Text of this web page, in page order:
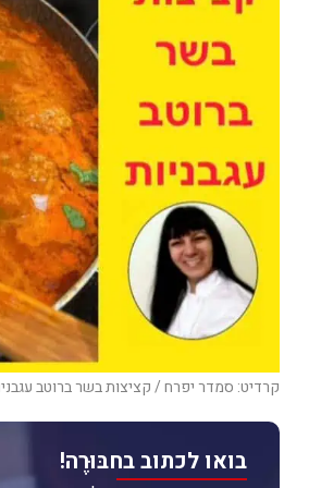
קרדיט: סמדר יפרח / קציצות בשר ברוטב
בואו לכתוב בחבּוּרֶה!